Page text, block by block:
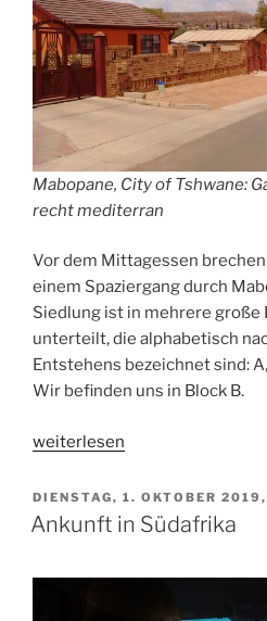
Mabopane, City of Tshwane:
recht mediterran
Vor dem Mittagessen
einem Spaziergang durch
Siedlung ist in mehrere große
unterteilt, die alphabetisch
Entstehens bezeichnet sind: A,
Wir befinden uns in Block B.
„Rundgang
den
Kirchenkreis
weiterlesen
VERÖFFENTLICHT
AM
DIENSTAG, 1. OKTOBER
Ankunft in Südafrika